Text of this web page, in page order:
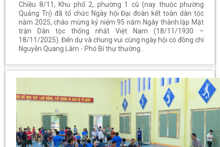
Chiều 8/11, Khu phố 2, phường 1 cũ (nay thuộc phường
Quảng Trị) đã tổ chức Ngày hội Đại đoàn kết toàn dân tộc
năm 2025, chào mừng kỷ niệm 95 năm Ngày thành lập Mặt
trận Dân tộc thống nhất Việt Nam (18/11/1930 –
18/11/2025). Đến dự và chung vui cùng ngày hội có đồng chí
Nguyễn Quang Lâm - Phó Bí thư thường...